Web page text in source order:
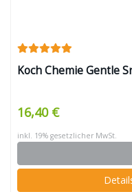
Koch Chemie Gentle
16,40 €
inkl. 19% gesetzlicher MwSt.